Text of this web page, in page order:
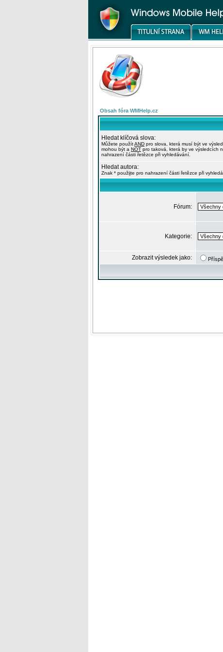
Obsah fóra WMHelp.cz
Hledat klíčová slova:
Můžete použítAND pro slova, která musí být ve
mohou být a NOT pro taková, která by ve výsledcích
nahrazení části řetězce při vyhledávání.
Hledat autora:
Znak * použijte pro nahrazení části řetězce při
Fórum:
Kategorie:
Zobrazit výsledek jako: